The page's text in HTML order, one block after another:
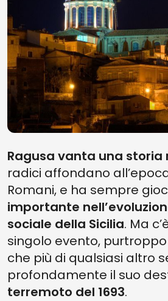
Ragusa vanta una storia
radici affondano
Romani, e ha sempre
importante
sociale della Sicilia. Ma
singolo evento,
che più di qualsiasi altro
profondamente il suo
terremoto del 1693.